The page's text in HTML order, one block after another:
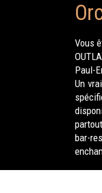
Vous
Paul-
Un
bar-